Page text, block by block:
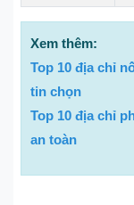
Xem thêm:
Top 10 địa chỉ
tin chọn
Top 10 địa chỉ
an toàn